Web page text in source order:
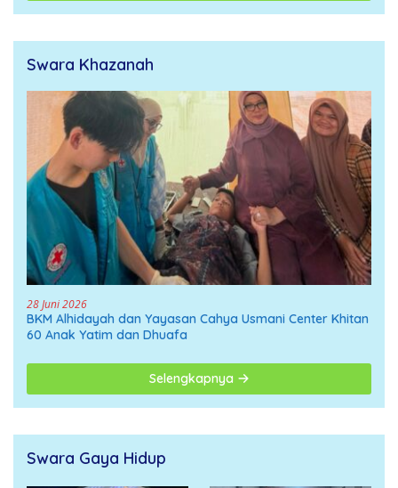
Swara Khazanah
28 Juni 2026
BKM Alhidayah dan Yayasan Cahya Usmani Center Khitan
60 Anak Yatim dan Dhuafa
Selengkapnya
Swara Gaya Hidup